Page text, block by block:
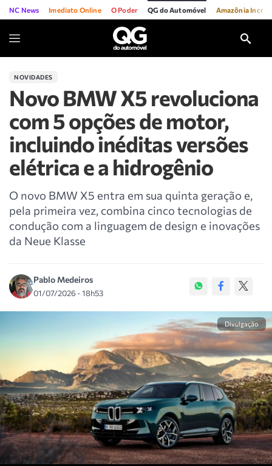
NC News Imediato Online O Poder QG do Automóvel Amazônia
NOVIDADES
Novo BMW X5 revoluciona
com 5 opções de motor,
incluindo inéditas versões
elétrica e a hidrogênio
O novo BMW X5 entra em sua quinta geração e,
pela primeira vez, combina cinco tecnologias de
condução com a linguagem de design e inovações
da Neue Klasse
Pablo Medeiros
01/07/2026 - 18h53
Divulgação